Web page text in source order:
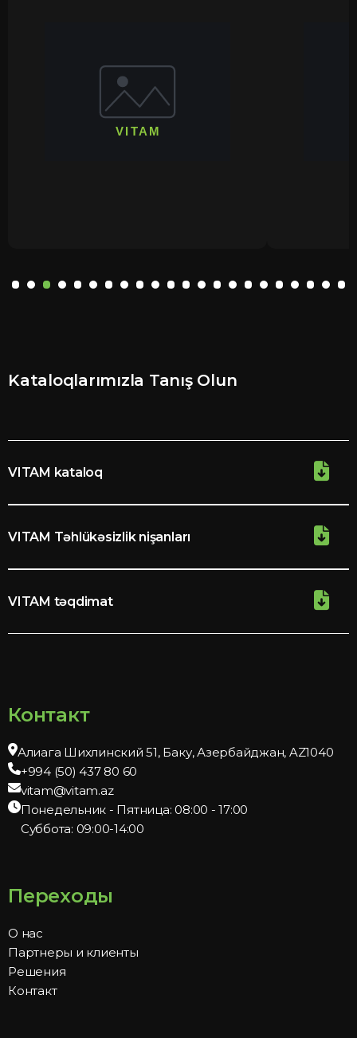
Kataloqlarımızla Tanış Olun
VITAM kataloq
VITAM Təhlükəsizlik nişanları
VITAM təqdimat
Контакт
Алиага Шихлинский 51, Баку, Азербайджан, AZ1040
+994 (50) 437 80 60
vitam@vitam.az
Понедельник - Пятница: 08:00 - 17:00
Суббота: 09:00-14:00
Переходы
О нас
Партнеры и клиенты
Решения
Контакт